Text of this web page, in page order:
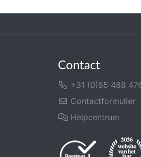
Contact
+31 (0)85 488
Contactformulier
Helpcentrum